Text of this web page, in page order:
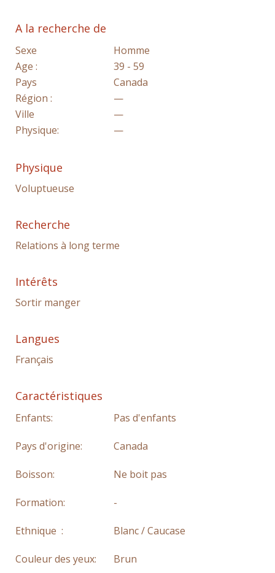
A la recherche de
Sexe
Homme
Age :
39 - 59
Pays
Canada
Région :
—
Ville
—
Physique:
—
Physique
Voluptueuse
Recherche
Relations à long terme
Intérêts
Sortir manger
Langues
Français
Caractéristiques
Enfants: Pas d'enfants
Pays d'origine: Canada
Boisson: Ne boit pas
Formation: -
Ethnique : Blanc / Caucase
Couleur des yeux: Brun